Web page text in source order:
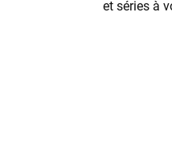
et séries à